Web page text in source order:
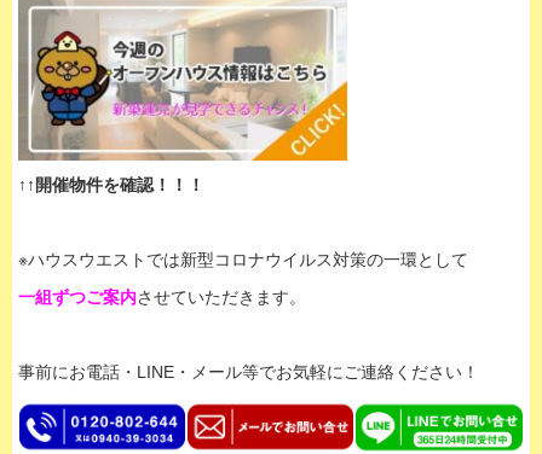
↑↑開催物件を確認！！！
※ハウスウエストでは新型コロナウイルス対策の一環として
一組ずつご案内させていただきます。
事前にお電話・LINE・メール等でお気軽にご連絡ください！